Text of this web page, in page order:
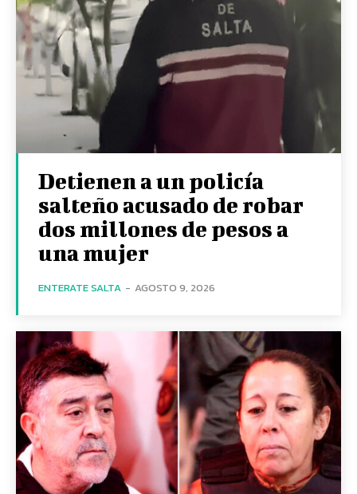
Detienen a un policía
salteño acusado de robar
dos millones de pesos a
una mujer
ENTERATE SALTA - AGOSTO 9, 2026